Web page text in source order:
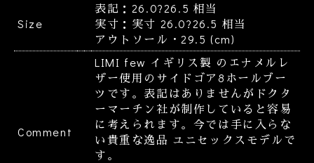
Size
表記：26.0?26.5 相当
実寸：実寸 26.0?26.5 相当
アウトソール・29.5 (cm)
Comment
LIMI few イギリス製 のエナメルレ
ザー使用のサイドゴア8ホールブー
ツです。表記はありませんがドクタ
ーマーチン社が制作していると容易
に考えられます。今では手に入らな
い貴重な逸品 ユニセックスモデルで
す。